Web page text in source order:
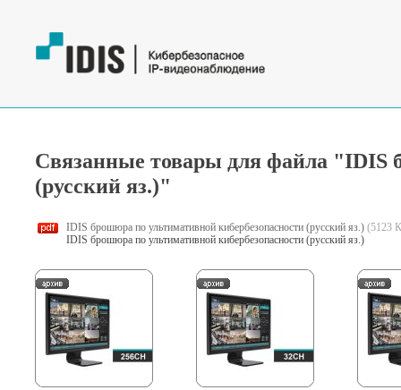
Связанные товары для файла "IDIS
(русский яз.)"
IDIS брошюра по ультимативной кибербезопасности (русский яз.) (5123
IDIS брошюра по ультимативной кибербезопасности (русский яз.)